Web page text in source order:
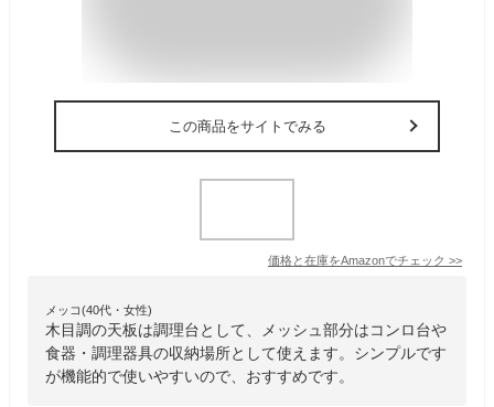
この商品をサイトでみる
価格と在庫をAmazonでチェック >>
メッコ(40代・女性)
木目調の天板は調理台として、メッシュ部分はコンロ台や
食器・調理器具の収納場所として使えます。シンプルです
が機能的で使いやすいので、おすすめです。